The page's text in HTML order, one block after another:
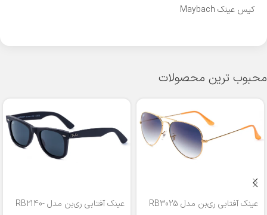
کیس عینک Maybach
محبوب ترین محصولات
عینک آفتابی ری‌بن مدل RB3025
عینک آفتابی ری‌بن مدل RB2140-